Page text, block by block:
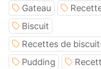
Gateau
Biscuit
Recettes de
Pudding